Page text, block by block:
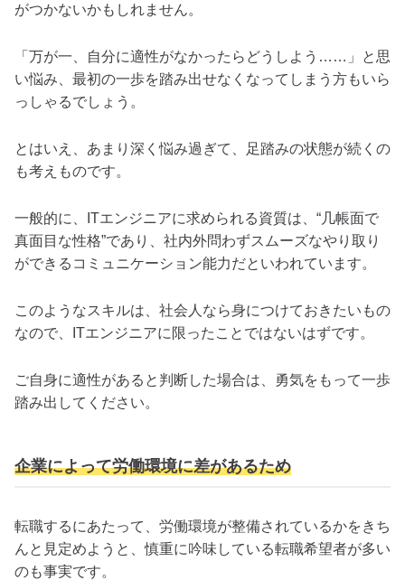
がつかないかもしれません。
「万が一、自分に適性がなかったらどうしよう……」と思
い悩み、最初の一歩を踏み出せなくなってしまう方もいら
っしゃるでしょう。
とはいえ、あまり深く悩み過ぎて、足踏みの状態が続くの
も考えものです。
一般的に、ITエンジニアに求められる資質は、“几帳面で
真面目な性格”であり、社内外問わずスムーズなやり取り
ができるコミュニケーション能力だといわれています。
このようなスキルは、社会人なら身につけておきたいもの
なので、ITエンジニアに限ったことではないはずです。
ご自身に適性があると判断した場合は、勇気をもって一歩
踏み出してください。
企業によって労働環境に差があるため
転職するにあたって、労働環境が整備されているかをきち
んと見定めようと、慎重に吟味している転職希望者が多い
のも事実です。